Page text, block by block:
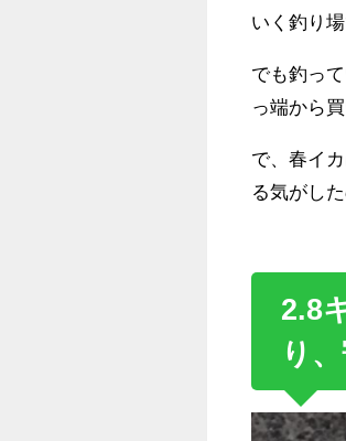
いく釣り
でも釣っ
っ端から
で、春イ
る気がし
2.8
り